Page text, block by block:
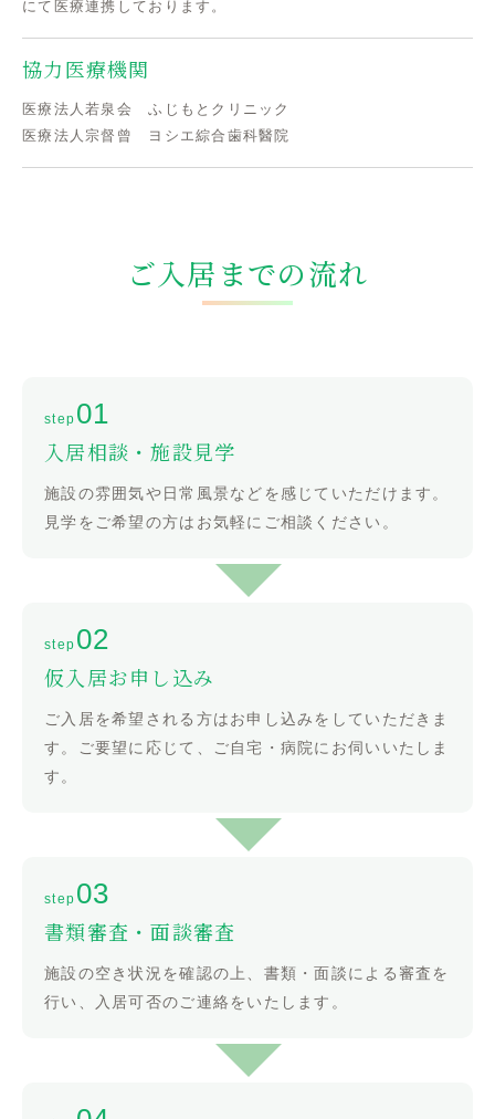
にて医療連携しております。
協力医療機関
医療法人若泉会 ふじもとクリニック
医療法人宗督曾 ヨシエ綜合歯科醫院
ご入居までの流れ
入居相談・施設見学
施設の雰囲気や日常風景などを感じていただけます。
見学をご希望の方はお気軽にご相談ください。
仮入居お申し込み
ご入居を希望される方はお申し込みをしていただきま
す。ご要望に応じて、ご自宅・病院にお伺いいたしま
す。
書類審査・面談審査
施設の空き状況を確認の上、書類・面談による審査を
行い、入居可否のご連絡をいたします。